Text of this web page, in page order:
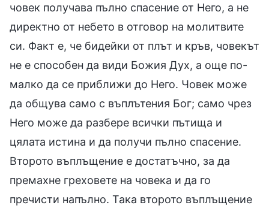
човек получава пълно спасение от Него, а не
директно от небето в отговор на молитвите
си. Факт е, че бидейки от плът и кръв, човекът
не е способен да види Божия Дух, а още по-
малко да се приближи до Него. Човек може
да общува само с въплътения Бог; само чрез
Него може да разбере всички пътища и
цялата истина и да получи пълно спасение.
Второто въплъщение е достатъчно, за да
премахне греховете на човека и да го
пречисти напълно. Така второто въплъщение